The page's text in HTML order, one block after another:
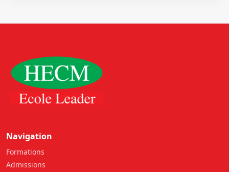
Navigation
Formations
Admissions